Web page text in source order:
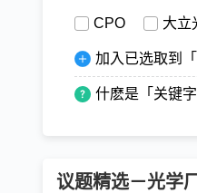
CPO 大立
加入已选取到
什麽是「关键字
议题精选－光学